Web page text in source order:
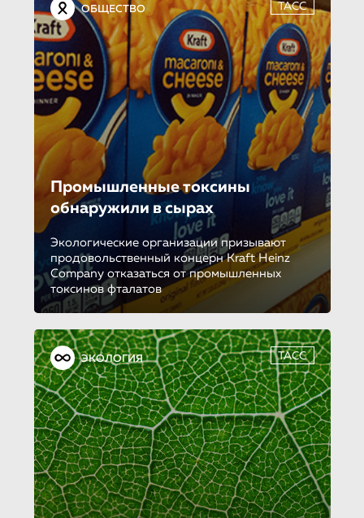
ОБЩЕСТВО ТАСС
Промышленные токсины
обнаружили в сырах
Экологические организации призывают
продовольственный концерн Kraft Heinz
Company отказаться от промышленных
токсинов фталатов
ЭКОЛОГИЯ ТАСС